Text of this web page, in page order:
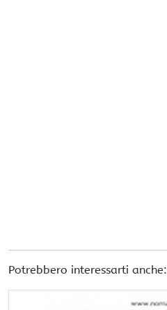
Potrebbero interessarti anche: